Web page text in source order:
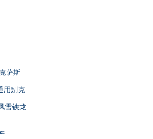
萨斯
用别克
雪铁龙